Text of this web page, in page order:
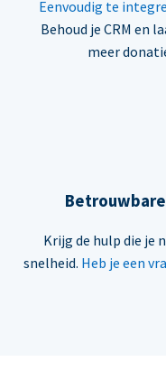
Eenvoudig te
Behoud je CRM en
meer
Krijg de hulp die je
snelheid. Heb je een